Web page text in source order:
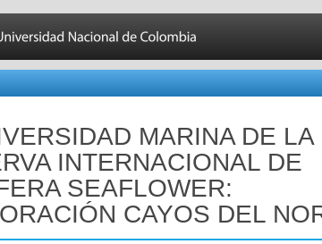
MARINA DE LA
INTERNACIONAL DE
SEAFLOWER:
CAYOS DEL